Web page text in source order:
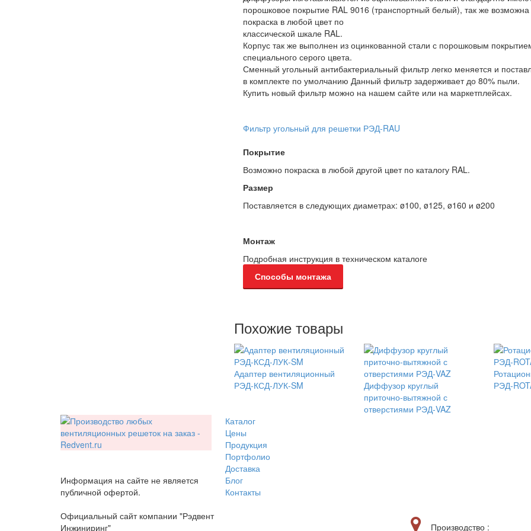
порошковое покрытие RAL 9016 (транспортный белый), так же возможна
покраска в любой цвет по
классической шкале RAL.
Корпус так же выполнен из оцинкованной стали с порошковым
специального серого цвета.
Сменный угольный антибактериальный фильтр легко меняется и
в комплекте по умолчанию Данный фильтр задерживает до 80% пыли.
Купить новый фильтр можно на нашем сайте или на маркетплейсах.
Фильтр угольный для решетки РЭД-RAU
Покрытие
Возможно покраска в любой другой цвет по каталогу RAL.
Размер
Поставляется в следующих диаметрах: ø100, ø125, ø160 и ø200
Монтаж
Подробная инструкция в техническом каталоге
Способы монтажа
Похожие товары
Адаптер вентиляционный
РЭД-КСД-ЛУК-SM
Диффузор круглый
приточно-вытяжной с
отверстиями РЭД-VAZ
РЭД-
Информация на сайте не является
публичной офертой.
Официальный сайт компании "Рэдвент
Инжиниринг"
Каталог
Цены
Продукция
Портфолио
Доставка
Блог
Контакты
Производство :